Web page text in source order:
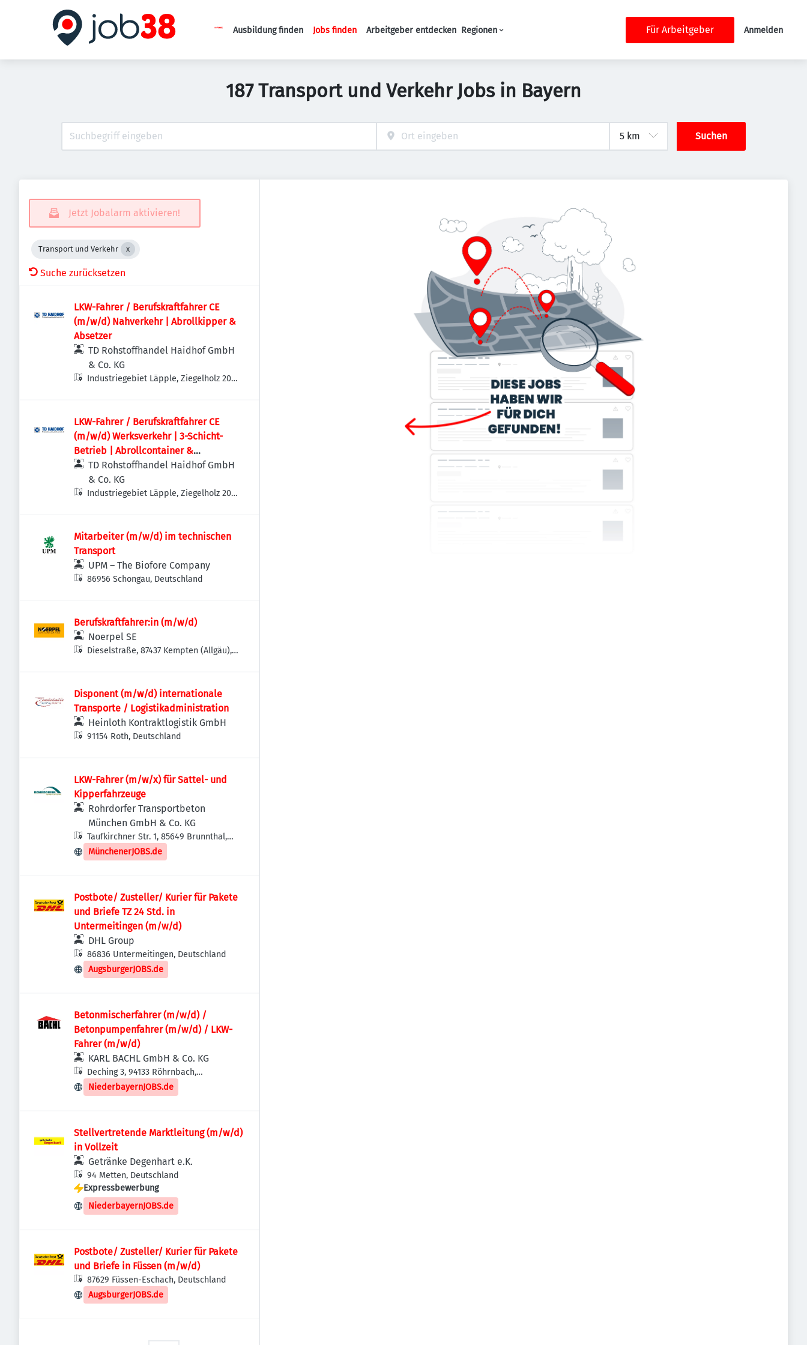
Haupt-Navigation
Ausbildung finden Jobs finden Arbeitgeber entdecken Regionen Für Arbeitgeber Anmelden
187 Transport und Verkehr Jobs in Bayern
Suchen
Jetzt Jobalarm aktivieren!
Transport und Verkehr
Suche zurücksetzen
LKW-Fahrer / Berufskraftfahrer CE
(m/w/d) Nahverkehr | Abrollkipper &
Absetzer
TD Rohstoffhandel Haidhof GmbH
& Co. KG
Industriegebiet Läpple, Ziegelholz 20,
LKW-Fahrer / Berufskraftfahrer CE
(m/w/d) Werksverkehr | 3-Schicht-
Betrieb | Abrollcontainer &
Absetzmulden
TD Rohstoffhandel Haidhof GmbH
& Co. KG
Industriegebiet Läpple, Ziegelholz 20,
Mitarbeiter (m/w/d) im technischen
Transport
UPM – The Biofore Company
86956 Schongau, Deutschland
Berufskraftfahrer:in (m/w/d)
Noerpel SE
Dieselstraße, 87437 Kempten (Allgäu),
Disponent (m/w/d) internationale
Transporte / Logistikadministration
Heinloth Kontraktlogistik GmbH
91154 Roth, Deutschland
LKW-Fahrer (m/w/x) für Sattel- und
Kipperfahrzeuge
Rohrdorfer Transportbeton
München GmbH & Co. KG
Taufkirchner Str. 1, 85649 Brunnthal,
Deutschland
MünchenerJOBS.de
Postbote/ Zusteller/ Kurier für Pakete
und Briefe TZ 24 Std. in
Untermeitingen (m/w/d)
DHL Group
86836 Untermeitingen, Deutschland
AugsburgerJOBS.de
Betonmischerfahrer (m/w/d) /
Betonpumpenfahrer (m/w/d) / LKW-
Fahrer (m/w/d)
KARL BACHL GmbH & Co. KG
Deching 3, 94133 Röhrnbach,
Deutschland
NiederbayernJOBS.de
Stellvertretende Marktleitung (m/w/d)
in Vollzeit
Getränke Degenhart e.K.
94 Metten, Deutschland
Expressbewerbung
NiederbayernJOBS.de
Postbote/ Zusteller/ Kurier für Pakete
und Briefe in Füssen (m/w/d)
87629 Füssen-Eschach, Deutschland
AugsburgerJOBS.de